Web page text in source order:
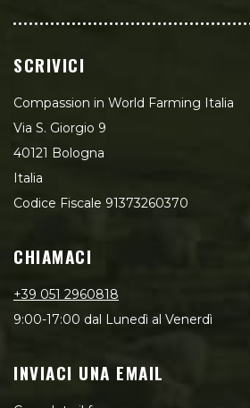
SCRIVICI
Compassion in World Farming Italia
Via S. Giorgio 9
40121 Bologna
Italia
Codice Fiscale 91373260370
CHIAMACI
+39 051 2960818
9:00-17:00 dal Lunedì al Venerdì
INVIACI UNA EMAIL